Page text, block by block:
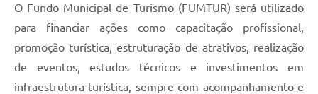
O Fundo Municipal de Turismo (FUMTUR) será utilizado
para financiar ações como capacitação profissional,
promoção turística, estruturação de atrativos, realização
de eventos, estudos técnicos e investimentos em
infraestrutura turística, sempre com acompanhamento e